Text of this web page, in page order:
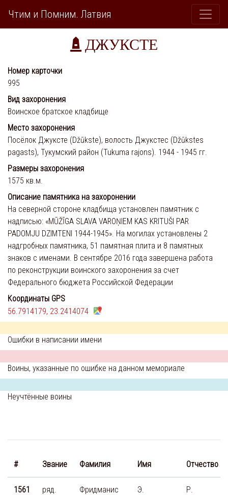
Чтим и Помним. Латвия
ДЖУКСТЕ
Номер карточки
995
Вид захоронения
Воинское братское кладбище
Место захоронения
Посёлок Джуксте (Džūkste), волость Джукстес (Džūkstes
pagasts), Тукумский район (Tukuma rajons). 1944 - 1945 гг.
Размеры захоронения
1575 кв.м.
Описание памятника на захоронении
На северной стороне кладбища установлен памятник с
надписью: «MŪŽĪGA SLAVA VAROŅIEM KAS KRITUŠI PAR
PADOMJU DZIMTENI 1944-1945». На могилах установлены 2
надгробных памятника, 51 памятная плита и 8 памятных
знаков с именами. В сентябре 2016 года завершена работа
по реконструкции воинского захоронения за счет
Федерального бюджета Российской Федерации
Координаты GPS
56.7914179, 23.2414074
Ошибки в написании имени
Воины, указанные по ошибке на данном мемориале
Неучтённые воины
# Звание Фамилия Имя Отчество
1561 ряд. Фридманис Э. Р.